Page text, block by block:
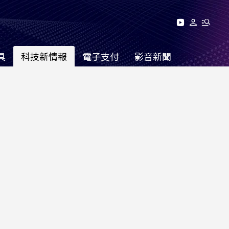
科技新情報 電子支付 影音新聞